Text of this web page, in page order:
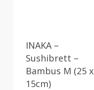
INAKA –
Sushibrett –
Bambus M (25 x
15cm)